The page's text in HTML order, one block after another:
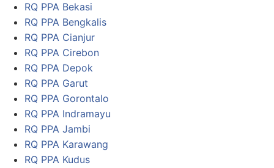
RQ PPA Bekasi
RQ PPA Bengkalis
RQ PPA Cianjur
RQ PPA Cirebon
RQ PPA Depok
RQ PPA Garut
RQ PPA Gorontalo
RQ PPA Indramayu
RQ PPA Jambi
RQ PPA Karawang
RQ PPA Kudus